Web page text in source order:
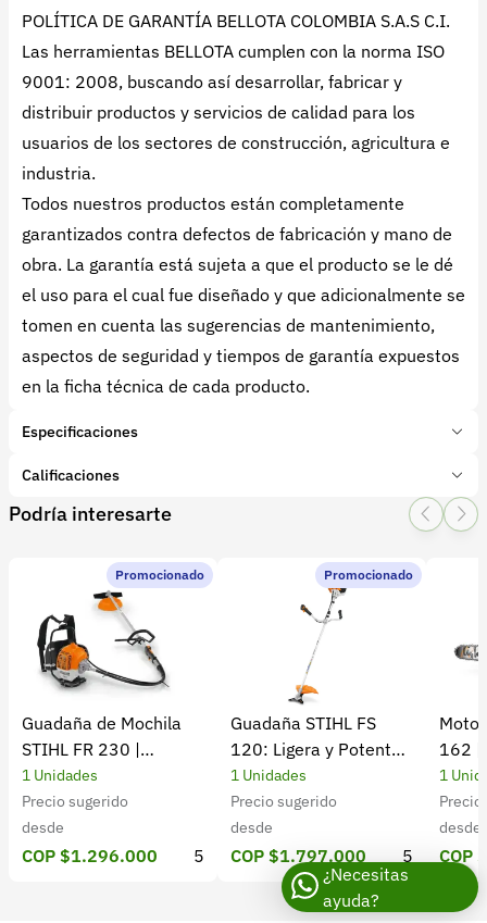
POLÍTICA DE GARANTÍA BELLOTA COLOMBIA S.A.S C.I.
Las herramientas BELLOTA cumplen con la norma ISO
9001: 2008, buscando así desarrollar, fabricar y
distribuir productos y servicios de calidad para los
usuarios de los sectores de construcción, agricultura e
industria.
Todos nuestros productos están completamente
garantizados contra defectos de fabricación y mano de
obra. La garantía está sujeta a que el producto se le dé
el uso para el cual fue diseñado y que adicionalmente se
tomen en cuenta las sugerencias de mantenimiento,
aspectos de seguridad y tiempos de garantía expuestos
en la ficha técnica de cada producto.
Especificaciones
Marca:
BELLOTA
Tipo de producto:Insumo
Subcategoría:Herramientas manuales (Cuchillos, machetes,
Calificaciones
1 Star
2 Star
3 Star4 Star
0 calificaciones
5 Estrellas
4 Estrellas
3 Estrellas
2 Estrellas
1 Estrellas
Podría interesarte
Promocionado
Guadaña de Mochila
STIHL FR 230 |
Potencia y rendimiento
1 Unidades
Precio sugerido
desde
COP $1.296.000 5
Promocionado
Guadaña STIHL FS
120: Ligera y Potente
para el Campo
1 Unidades
Precio sugerido
desde
COP $1.797.000 5
162 |
1
desde
COP
¿Necesitas
ayuda?